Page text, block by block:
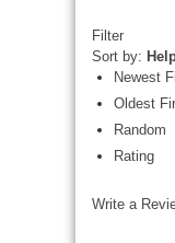
Filter
Sort by:
Newest
Oldest
Random
Rating
Write a